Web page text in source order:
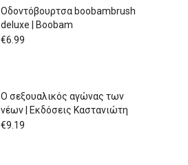
Οδοντόβουρτσα boobambrush
deluxe | Boobam
€6.99
Ο σεξουαλικός αγώνας των
νέων | Εκδόσεις Καστανιώτη
€9.19